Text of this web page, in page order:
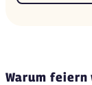
Warum